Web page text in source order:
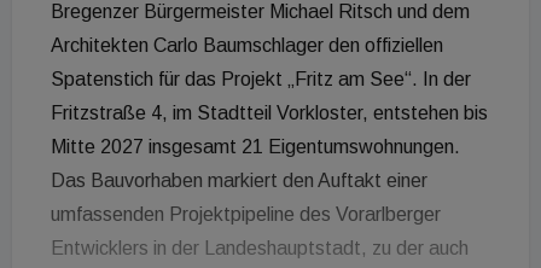
Bregenzer Bürgermeister Michael Ritsch und dem
Architekten Carlo Baumschlager den offiziellen
Spatenstich für das Projekt „Fritz am See“. In der
Fritzstraße 4, im Stadtteil Vorkloster, entstehen bis
Mitte 2027 insgesamt 21 Eigentumswohnungen.
Das Bauvorhaben markiert den Auftakt einer
umfassenden Projektpipeline des Vorarlberger
Entwicklers in der Landeshauptstadt, zu der auch